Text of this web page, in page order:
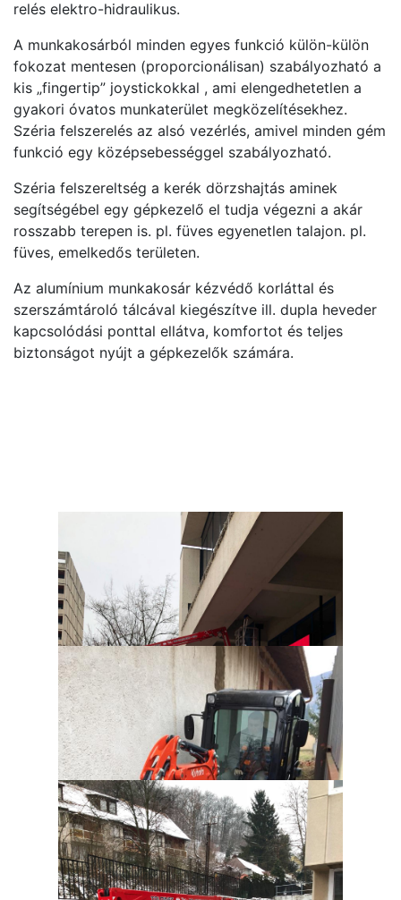
relés elektro-hidraulikus.
A munkakosárból minden egyes funkció külön-külön
fokozat mentesen (proporcionálisan) szabályozható a
kis „fingertip” joystickokkal , ami elengedhetetlen a
gyakori óvatos munkaterület megközelítésekhez.
Széria felszerelés az alsó vezérlés, amivel minden gém
funkció egy középsebességgel szabályozható.
Széria felszereltség a kerék dörzshajtás aminek
segítségébel egy gépkezelő el tudja végezni a akár
rosszabb terepen is. pl. füves egyenetlen talajon. pl.
füves, emelkedős területen.
Az alumínium munkakosár kézvédő korláttal és
szerszámtároló tálcával kiegészítve ill. dupla heveder
kapcsolódási ponttal ellátva, komfortot és teljes
biztonságot nyújt a gépkezelők számára.